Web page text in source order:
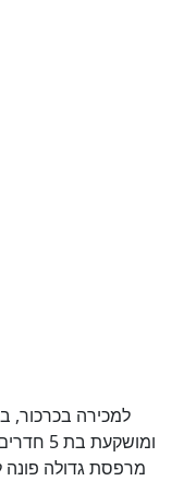
למכירה בכרכור,
מרפסת גדולה פונה